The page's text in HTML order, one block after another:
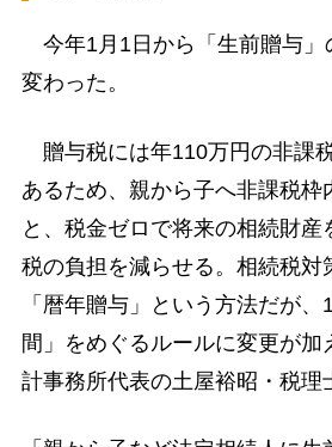
今年1月1日から「生前贈与」
変わった。
贈与税には年110万円の非課
あるため、親から子へ非課税枠
と、税金ゼロで将来の相続財産
税の負担を減らせる。相続税対
「暦年贈与」という方法だが
間」をめぐるルールに変更が加
計事務所代表の土屋裕昭・税理